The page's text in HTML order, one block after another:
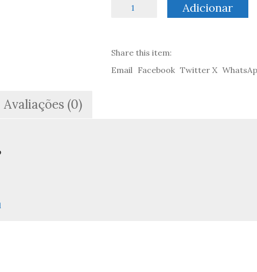
-
António
Adicionar
Share this item:
Email Facebook Twitter X
Avaliações (0)